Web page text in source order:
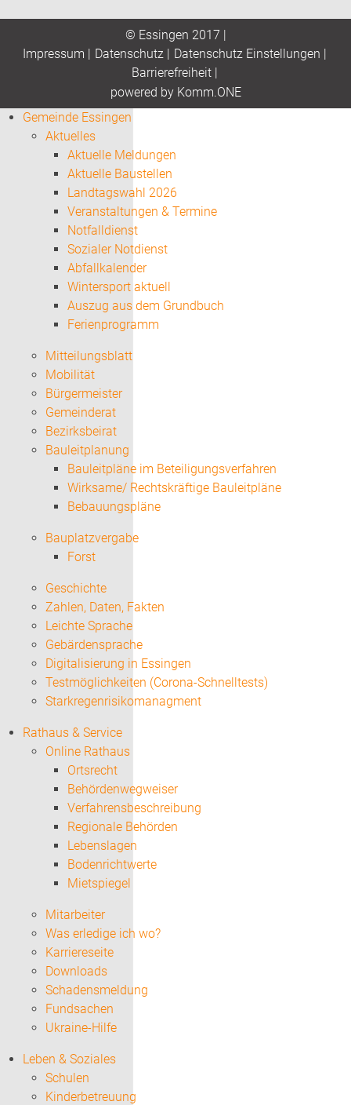
© Essingen 2017 |
Impressum | Datenschutz| Datenschutz Einstellungen |
Barrierefreiheit|
powered by Komm.ONE
Gemeinde Essingen
Aktuelles
Aktuelle Meldungen
Aktuelle Baustellen
Landtagswahl 2026
Veranstaltungen & Termine
Notfalldienst
Sozialer Notdienst
Abfallkalender
Wintersport aktuell
Auszug aus dem Grundbuch
Ferienprogramm
Mitteilungsblatt
Mobilität
Bürgermeister
Gemeinderat
Bezirksbeirat
Bauleitplanung
Bauleitpläne im Beteiligungsverfahren
Wirksame/ Rechtskräftige Bauleitpläne
Bebauungspläne
Bauplatzvergabe
Forst
Geschichte
Zahlen, Daten, Fakten
Leichte Sprache
Gebärdensprache
Digitalisierung in Essingen
Testmöglichkeiten (Corona-Schnelltests)
Starkregenrisikomanagment
Rathaus & Service
Online Rathaus
Ortsrecht
Behördenwegweiser
Verfahrensbeschreibung
Regionale Behörden
Lebenslagen
Bodenrichtwerte
Mietspiegel
Mitarbeiter
Was erledige ich wo?
Karriereseite
Downloads
Schadensmeldung
Fundsachen
Ukraine-Hilfe
Leben & Soziales
Schulen
Kinderbetreuung